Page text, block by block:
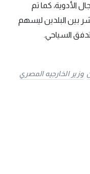
الأدوية، كما تم
بين البلدين ليسهم
السياحي.
وزير الخارجيه المصري